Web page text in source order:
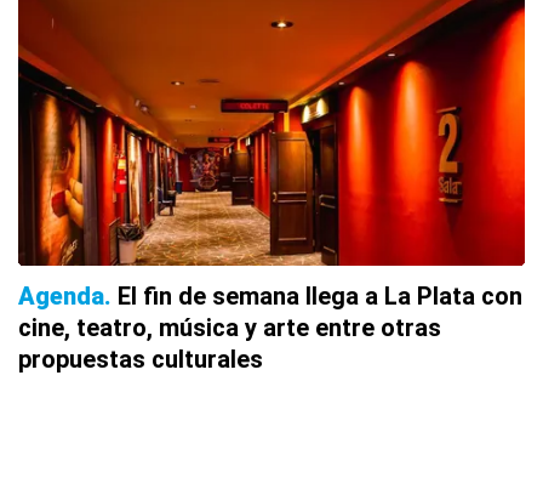
Agenda El fin de semana llega a La Plata con
cine, teatro, música y arte entre otras
propuestas culturales